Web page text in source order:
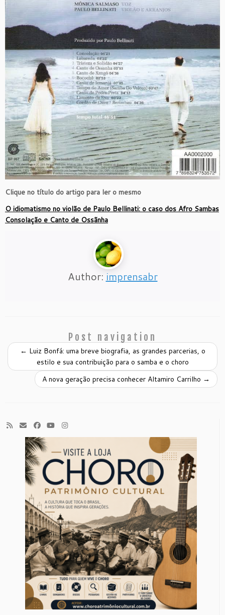
Clique no título do artigo para ler o mesmo
O idiomatismo no violão de Paulo Bellinati: o caso dos Afro Sambas
Consolação e Canto de Ossãnha
Author: imprensabr
Post navigation
← Luiz Bonfá: uma breve biografia, as grandes parcerias, o
estilo e sua contribuição para o samba e o choro
A nova geração precisa conhecer Altamiro Carrilho →